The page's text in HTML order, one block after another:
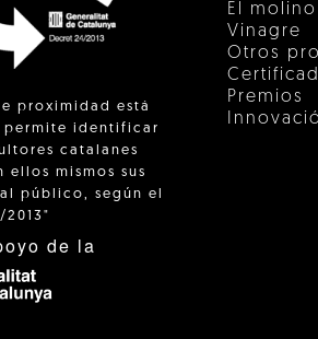
proximidad está
permite identificar
catalanes
ellos mismos sus
público, según el
2013"
de la
El molino
Vinagre
Otros
Premios